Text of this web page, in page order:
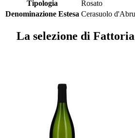
Tipologia
Rosato
Denominazione Estesa Cerasuolo
La selezione di